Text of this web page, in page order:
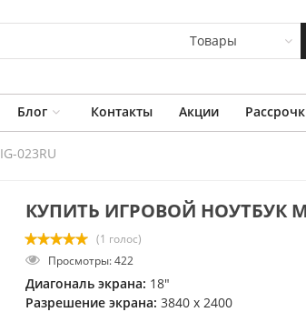
Товары
Блог Контакты Акции
023RU
КУПИТЬ ИГРОВОЙ НОУТБУК MSI
(1 голос)
Просмотры: 422
Диагональ экрана: 18"
Разрешение экрана: 3840 x 2400